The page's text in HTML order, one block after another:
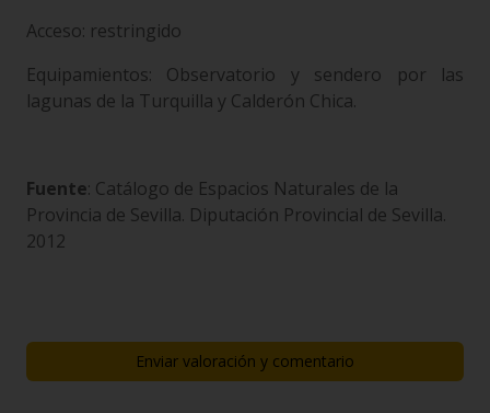
Acceso: restringido
Equipamientos: Observatorio y sendero por las
lagunas de la Turquilla y Calderón Chica.
Fuente: Catálogo de Espacios Naturales de la
Provincia de Sevilla. Diputación Provincial de Sevilla.
2012
Enviar valoración y comentario